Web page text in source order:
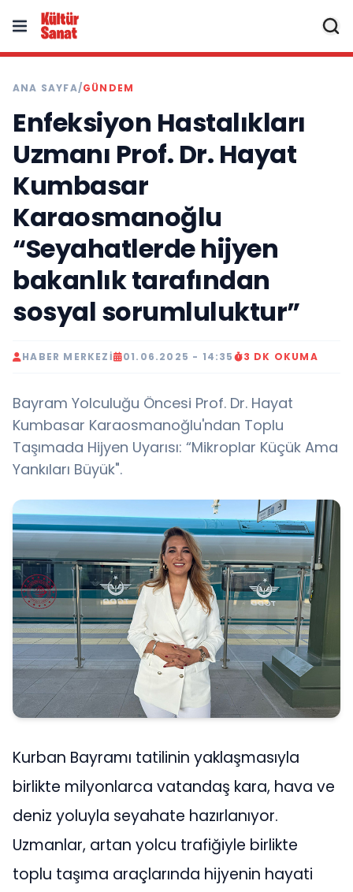
ANA SAYFA/GÜNDEM
Enfeksiyon Hastalıkları
Uzmanı Prof. Dr. Hayat
Kumbasar
Karaosmanoğlu
“Seyahatlerde hijyen
bakanlık tarafından
sosyal sorumluluktur”
HABER MERKEZI 01.06.2025 - 14:35 3 DK OKUMA
Bayram Yolculuğu Öncesi Prof. Dr. Hayat
Kumbasar Karaosmanoğlu'ndan Toplu
Taşımada Hijyen Uyarısı: “Mikroplar Küçük Ama
Yankıları Büyük".
Kurban Bayramı tatilinin yaklaşmasıyla
birlikte milyonlarca vatandaş kara, hava ve
deniz yoluyla seyahate hazırlanıyor.
Uzmanlar, artan yolcu trafiğiyle birlikte
toplu taşıma araçlarında hijyenin hayati